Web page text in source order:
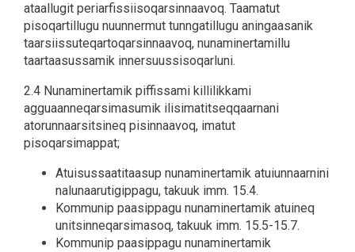
ataallugit periarfissiisoqarsinnaavoq. Taamatut
pisoqartillugu nuunnermut tunngatillugu aningaasanik
taarsiissuteqartoqarsinnaavoq, nunaminertamillu
taartaasussamik innersuussisoqarluni.
2.4 Nunaminertamik piffissami killilikkami
agguaanneqarsimasumik ilisimatitseqqaarnani
atorunnaarsitsineq pisinnaavoq, imatut
pisoqarsimappat;
Atuisussaatitaasup nunaminertamik atuiunnaarnini
nalunaarutigippagu, takuuk imm. 15.4.
Kommunip paasippagu nunaminertamik atuineq
unitsinneqarsimasoq, takuuk imm. 15.5-15.7.
Kommunip paasippagu nunaminertamik